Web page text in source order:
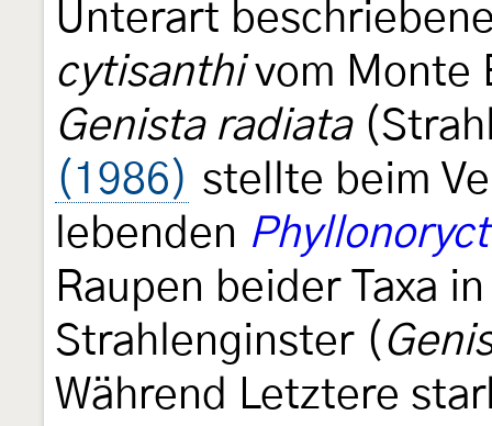
Unterart
cytisanthivom Monte
Genista radiata
(1986) stellte beim
lebenden
Raupen beider Taxa
Strahlenginster (
Während Letztere